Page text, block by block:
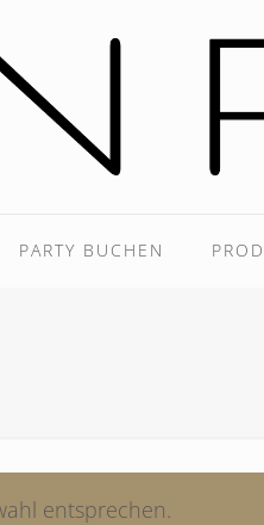
PARTY BUCHEN
entsprechen.